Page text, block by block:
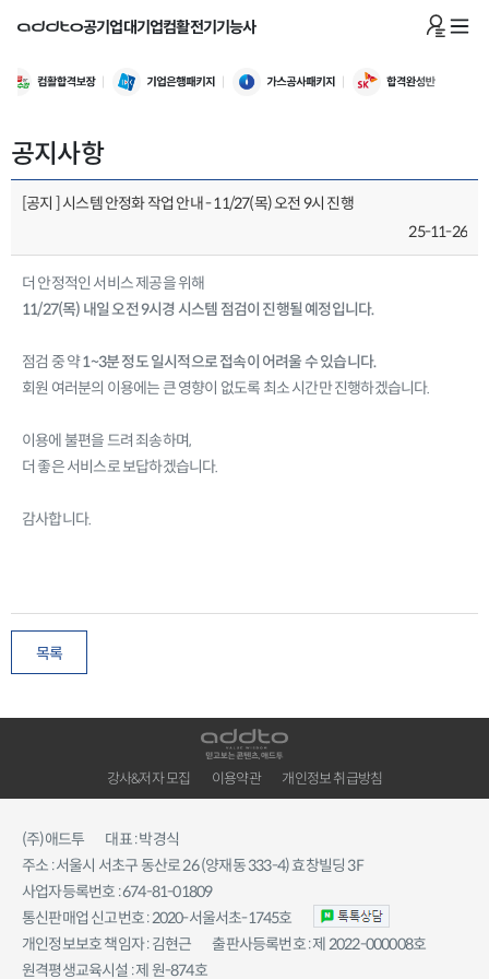
공기업대기업컴활전기기능사
공지사항
[공지 ] 시스템 안정화 작업 안내 - 11/27(목) 오전 9시 진행
25-11-26
더 안정적인 서비스 제공을 위해
11/27(목) 내일 오전 9시경 시스템 점검이 진행될 예정입니다.
점검 중 약1~3분 정도 일시적으로 접속이 어려울 수 있습니다.
회원 여러분의 이용에는 큰 영향이 없도록 최소 시간만 진행하겠습니다.
이용에 불편을 드려 죄송하며,
더 좋은 서비스로 보답하겠습니다.
감사합니다.
목록
강사&저자 모집 이용약관 개인정보 취급방침
(주)애드투
대표 : 박경식
주소 : 서울시 서초구 동산로 26 (양재동 333-4) 효창빌딩 3F
사업자등록번호 : 674-81-01809
통신판매업 신고번호 : 2020-서울서초-1745호
개인정보보호 책임자 : 김현근
출판사등록번호 : 제 2022-000008호
원격평생교육시설 : 제 원-874호